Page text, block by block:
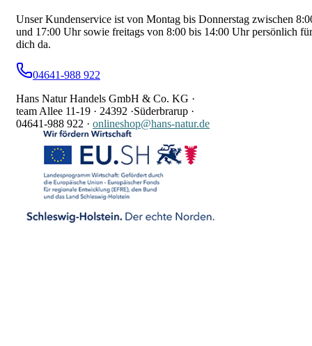
Unser Kundenservice ist von Montag bis Donnerstag zwischen
und 17:00 Uhr sowie freitags von 8:00 bis 14:00 Uhr persönlich für
dich da.
04641-988 922
Hans Natur Handels GmbH & Co. KG ·
team Allee 11-19 · 24392 ·Süderbrarup ·
04641-988 922 · onlineshop@hans-natur.de